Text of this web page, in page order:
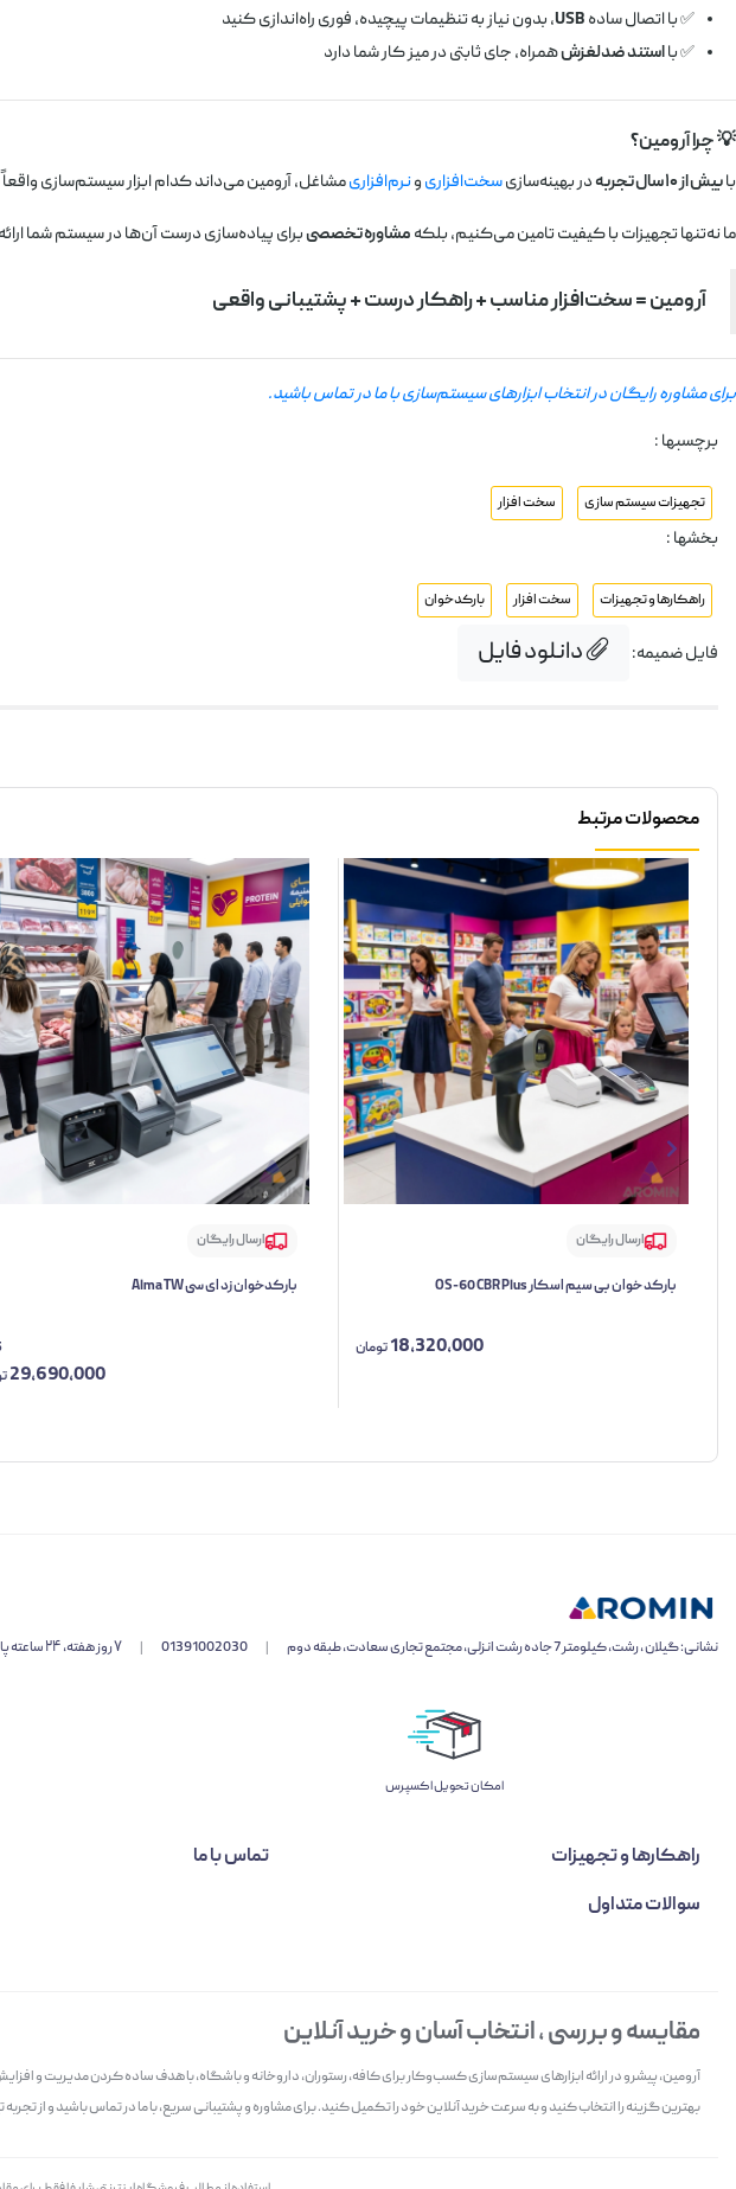
✅ با اتصال ساده USB، بدون نیاز به تنظیمات پیچیده، فوری راه‌اندازی کنید
✅ بااستند ضدلغزشهمراه، جای ثابتی در میز کار شما دارد
💡 چرا آرومین؟
بابیش از ۱۰ سال تجربه در بهینه‌سازیسخت‌افزاری ونرم‌افزاریمشاغل، آرومین می‌داند کدام ابزار سیستم‌سازی
ما نه‌تنها تجهیزات با کیفیت تامین می‌کنیم، بلکه مشاوره تخصصیبرای پیاده‌سازی درست آن‌ها در سیستم شما
آرومین = سخت‌افزار مناسب + راهکار درست + پشتیبانی واقعی
برای مشاوره رایگان در انتخاب ابزارهای سیستم‌سازی با ما در تماس باشید.
برچسبها :
تجهیزات سیستم سازی سخت افزار
بخشها :
راهکارها و تجهیزات سخت افزار بارکدخوان
فایل ضمیمه: دانلود فایل
محصولات مرتبط
ارسال رایگان
بارکد خوان بی سیم اسکار OS-60 CBR Plus
18,320,000 تومان
ارسال رایگان
بارکدخوان زد ای سی Alma TW
29,690,000
نشانی: گیلان ، رشت، کیلومتر 7 جاده رشت انزلی، مجتمع تجاری سعادت، طبقه دوم |
01391002030
| ۷ روز هفته، ۲۴ ساعته پاسخگوی شما هستیم
اﻣﮑﺎن ﺗﺤﻮﯾﻞ اﮐﺴﭙﺮس
راهکارها و تجهیزات تماس با ما
سوالات متداول
مقایسه و بررسی ، انتخاب آسان و خرید آنلاین
آرومین، پیشرو در ارائه ابزارهای سیستم‌سازی کسب‌وکار برای کافه، رستوران، داروخانه و باشگاه، با هدف ساده کردن مدیریت و
بهترین گزینه را انتخاب کنید و به سرعت خرید آنلاین خود را تکمیل کنید. برای مشاوره و پشتیبانی سریع، با ما در تماس باشید و از